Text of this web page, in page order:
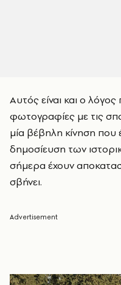
Αυτός είναι και ο
φωτογραφίες με τις
μία βέβηλη κίνηση που
δημοσίευση των
σήμερα έχουν
σβήνει.